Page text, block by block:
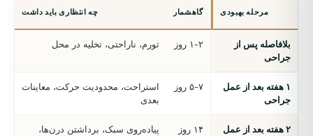
مرحله بهبودی گاهشمار چه انتظاری باید داشت
بلافاصله پس از
جراحی
۱-۲ روز تورم، ناراحتی، تخلیه در محل
۱ هفته بعد از عمل
جراحی
۵-۷ روز
استراحت، محدودیت حرکت، معاینات
بعدی
۲ هفته بعد از عمل
۱۴ روز
پیاده‌روی سبک، برداشتن درن‌ها،